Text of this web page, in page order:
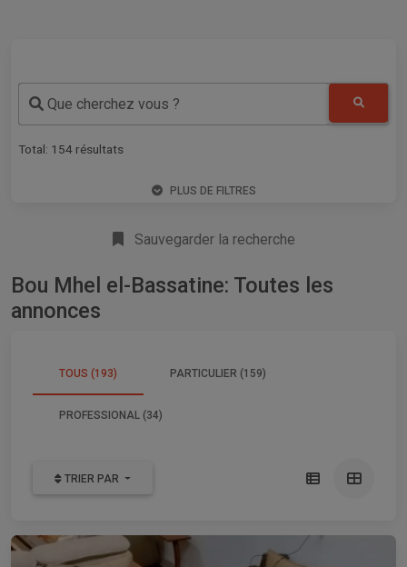
Que cherchez vous ?
Total: 154 résultats
PLUS DE FILTRES
Sauvegarder la recherche
Bou Mhel el-Bassatine: Toutes les
annonces
TOUS (193) PARTICULIER (159)
PROFESSIONAL (34)
TRIER PAR